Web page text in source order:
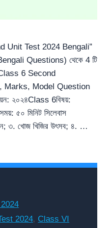
Unit Test 2024 Bengali”
(Bengali Questions) থেকে 4 টি
Class 6 Second
Marks, Model Question
২০২৪Class 6বিষয়:
৫০ মিনিট সিলেবাস
৩. খোজ খিজির উৎসব; ৪. …
2024, Class VI